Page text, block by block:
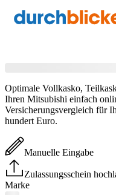
Versicherung
Optimale Vollkasko,
Ihren Mitsubishi einfach
Versicherungsvergleich für
hundert Euro.
Manuelle Eingabe
Zulassungsschein
Marke